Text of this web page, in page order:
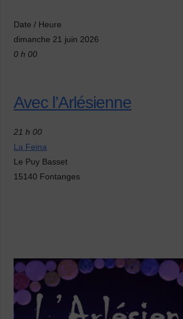
Date / Heure
dimanche 21 juin 2026
0 h 00
Avec l’Arlésienne
21 h 00
La Feina
Le Puy Basset
15140 Fontanges